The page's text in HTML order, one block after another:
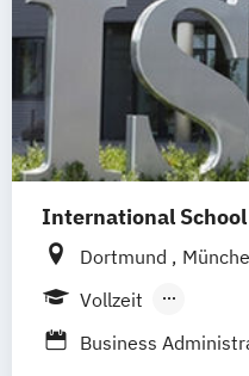
International
Dortmund
Stuttgart
Vollzeit
Berufsbegleitendes
Business